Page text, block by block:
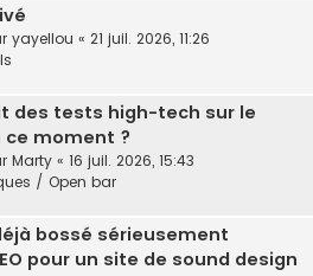
yayellou « 21 juil. 2026, 11:26
des tests high-tech sur le
moment ?
Marty « 16 juil. 2026, 15:43
/ Open bar
bossé sérieusement
pour un site de sound design